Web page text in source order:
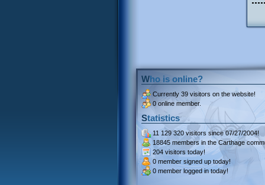
Who is online?
Currently 39 visitors on the website!
0 online member.
Statistics
11 129 320 visitors since 07/27/2004!
18845 members in the Carthage
204 visitors today!
0 member signed up today!
0 member logged in today!